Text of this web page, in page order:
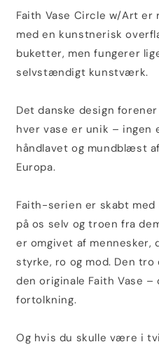
Faith Vase Circle w/Art
med en kunstnerisk
buketter, men fungerer
selvstændigt kunstværk.
Det danske design
hver vase er unik – ingen
håndlavet og mundblæst
Europa.
Faith-serien er skabt
på os selv og troen fra
er omgivet af mennesker,
styrke, ro og mod. Den
den originale Faith Vase
fortolkning.
Og hvis du skulle være i